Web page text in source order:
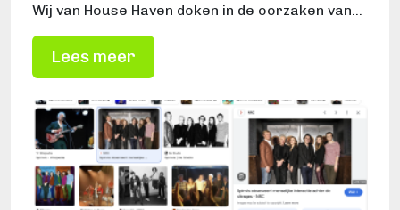
Wij van House Haven doken in de oorzaken van…
Lees meer